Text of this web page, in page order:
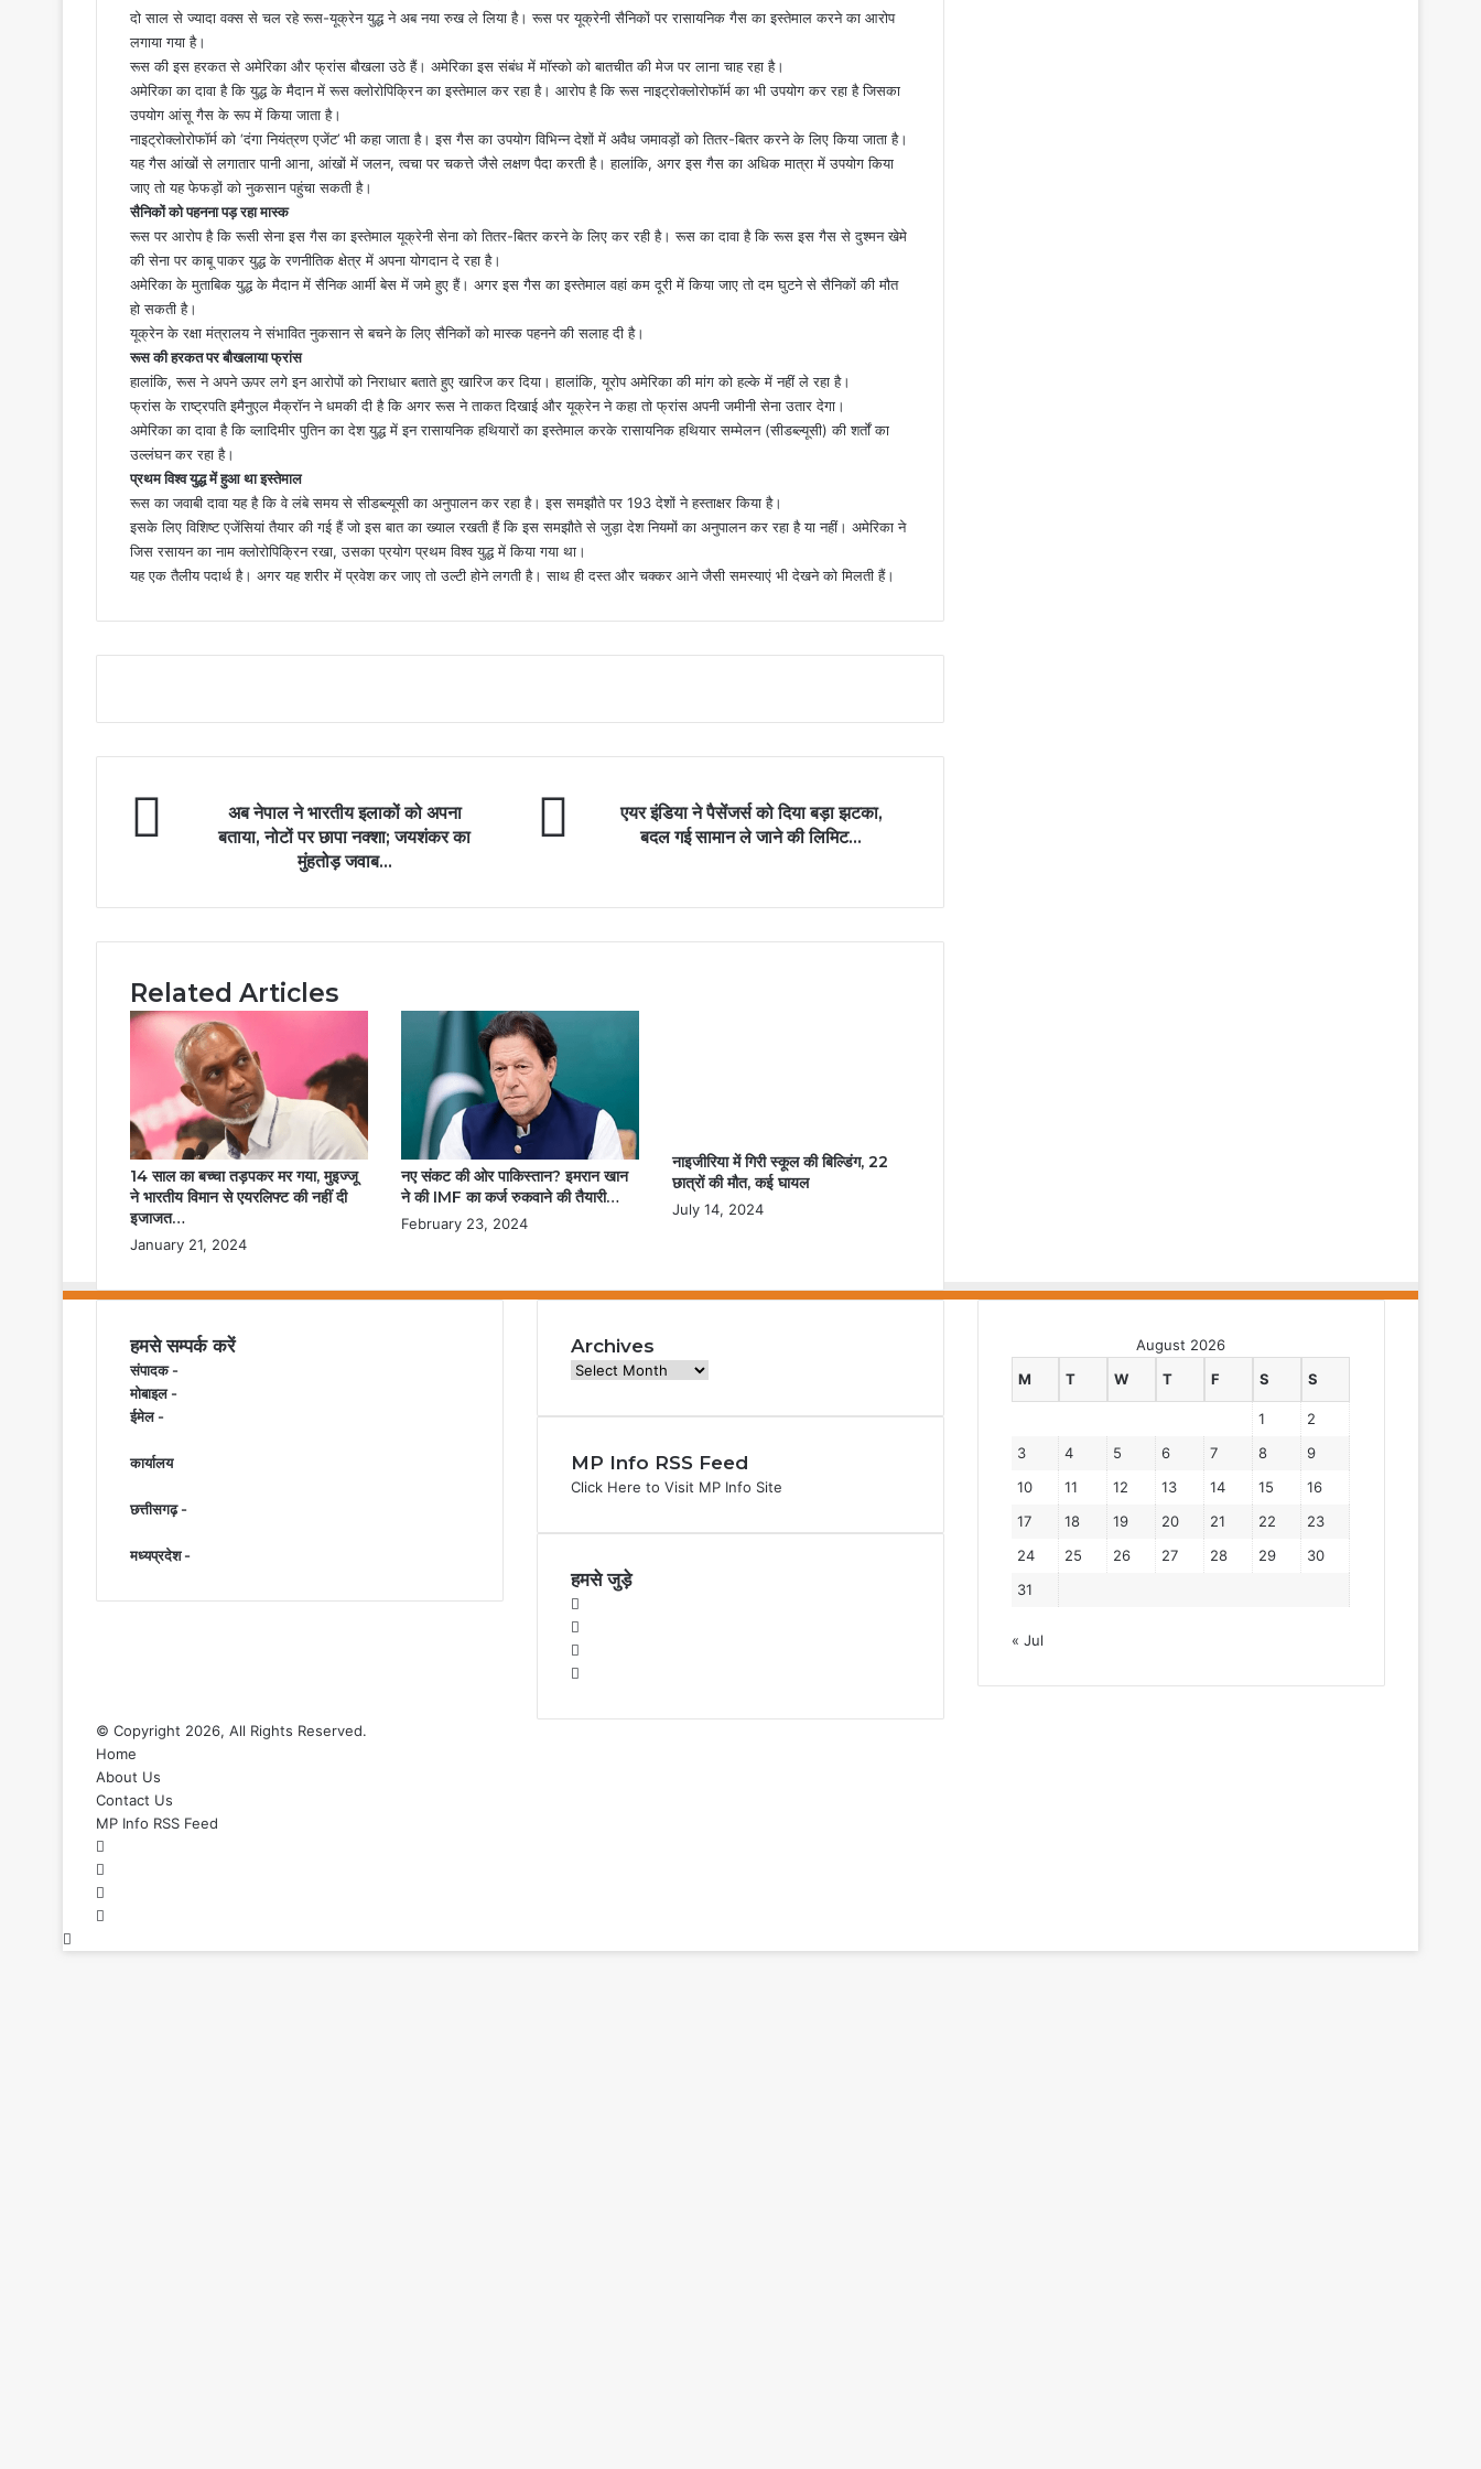
दो साल से ज्यादा वक्स से चल रहे रूस-यूक्रेन युद्ध ने अब नया रुख ले लिया है। रूस पर यूक्रेनी सैनिकों पर रासायनिक गैस का इस्तेमाल करने का आरोप
लगाया गया है।
रूस की इस हरकत से अमेरिका और फ्रांस बौखला उठे हैं। अमेरिका इस संबंध में मॉस्को को बातचीत की मेज पर लाना चाह रहा है।
अमेरिका का दावा है कि युद्ध के मैदान में रूस क्लोरोपिक्रिन का इस्तेमाल कर रहा है। आरोप है कि रूस नाइट्रोक्लोरोफॉर्म का भी उपयोग कर रहा है जिसका
उपयोग आंसू गैस के रूप में किया जाता है।
नाइट्रोक्लोरोफॉर्म को ‘दंगा नियंत्रण एजेंट’ भी कहा जाता है। इस गैस का उपयोग विभिन्न देशों में अवैध जमावड़ों को तितर-बितर करने के लिए किया जाता है।
यह गैस आंखों से लगातार पानी आना, आंखों में जलन, त्वचा पर चकत्ते जैसे लक्षण पैदा करती है। हालांकि, अगर इस गैस का अधिक मात्रा में उपयोग किया
जाए तो यह फेफड़ों को नुकसान पहुंचा सकती है।
सैनिकों को पहनना पड़ रहा मास्क
रूस पर आरोप है कि रूसी सेना इस गैस का इस्तेमाल यूक्रेनी सेना को तितर-बितर करने के लिए कर रही है। रूस का दावा है कि रूस इस गैस से दुश्मन खेमे
की सेना पर काबू पाकर युद्ध के रणनीतिक क्षेत्र में अपना योगदान दे रहा है।
अमेरिका के मुताबिक युद्ध के मैदान में सैनिक आर्मी बेस में जमे हुए हैं। अगर इस गैस का इस्तेमाल वहां कम दूरी में किया जाए तो दम घुटने से सैनिकों की मौत
हो सकती है।
यूक्रेन के रक्षा मंत्रालय ने संभावित नुकसान से बचने के लिए सैनिकों को मास्क पहनने की सलाह दी है।
रूस की हरकत पर बौखलाया फ्रांस
हालांकि, रूस ने अपने ऊपर लगे इन आरोपों को निराधार बताते हुए खारिज कर दिया। हालांकि, यूरोप अमेरिका की मांग को हल्के में नहीं ले रहा है।
फ्रांस के राष्ट्रपति इमैनुएल मैक्रॉन ने धमकी दी है कि अगर रूस ने ताकत दिखाई और यूक्रेन ने कहा तो फ्रांस अपनी जमीनी सेना उतार देगा।
अमेरिका का दावा है कि व्लादिमीर पुतिन का देश युद्ध में इन रासायनिक हथियारों का इस्तेमाल करके रासायनिक हथियार सम्मेलन (सीडब्ल्यूसी) की शर्तों का
उल्लंघन कर रहा है।
प्रथम विश्व युद्ध में हुआ था इस्तेमाल
रूस का जवाबी दावा यह है कि वे लंबे समय से सीडब्ल्यूसी का अनुपालन कर रहा है। इस समझौते पर 193 देशों ने हस्ताक्षर किया है।
इसके लिए विशिष्ट एजेंसियां ​​तैयार की गई हैं जो इस बात का ख्याल रखती हैं कि इस समझौते से जुड़ा देश नियमों का अनुपालन कर रहा है या नहीं। अमेरिका ने
जिस रसायन का नाम क्लोरोपिक्रिन रखा, उसका प्रयोग प्रथम विश्व युद्ध में किया गया था।
यह एक तैलीय पदार्थ है। अगर यह शरीर में प्रवेश कर जाए तो उल्टी होने लगती है। साथ ही दस्त और चक्कर आने जैसी समस्याएं भी देखने को मिलती हैं।
अब नेपाल ने भारतीय इलाकों को अपना
बताया, नोटों पर छापा नक्शा; जयशंकर का
मुंहतोड़ जवाब...
एयर इंडिया ने पैसेंजर्स को दिया बड़ा झटका,
बदल गई सामान ले जाने की लिमिट...
Related Articles
14 साल का बच्चा तड़पकर मर गया, मुइज्जू
ने भारतीय विमान से एयरलिफ्ट की नहीं दी
इजाजत…
January 21, 2024
नए संकट की ओर पाकिस्तान? इमरान खान
ने की IMF का कर्ज रुकवाने की तैयारी…
February 23, 2024
नाइजीरिया में गिरी स्कूल की बिल्डिंग, 22
छात्रों की मौत, कई घायल
July 14, 2024
हमसे सम्पर्क करें
संपादक -
मोबाइल -
ईमेल -
कार्यालय
छत्तीसगढ़ -
मध्यप्रदेश -
Archives
Archives
MP Info RSS Feed
Click Here to Visit MP Info Site
हमसे जुड़े
August 2026
M
T W T F S S
1
2
3
4 5 6 7 8
9
10
11 12 13 14 15
16
17
18 19 20 21 22
23
24
25 26 27 28 29
30
31
« Jul
© Copyright 2026, All Rights Reserved.
Home
About Us
Contact Us
MP Info RSS Feed